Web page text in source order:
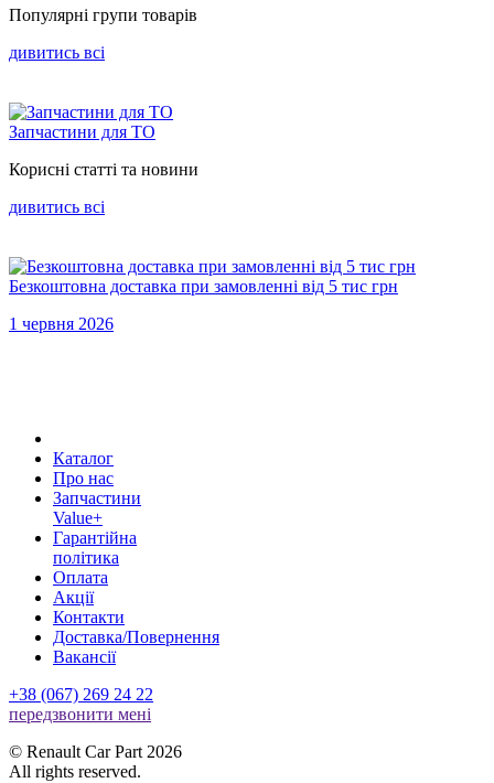
Популярнi групи товарiв
дивитись всi
Запчастини для ТО
Корисні статті та новини
дивитись всi
Безкоштовна доставка при замовленні від 5 тис грн
1 червня 2026
Каталог
Про нас
Запчастини
Value+
Гарантійна
політика
Оплата
Акції
Контакти
Доставка/Повернення
Вакансії
+38 (067) 269 24 22
передзвонити менi
© Renault Car Part 2026
All rights reserved.